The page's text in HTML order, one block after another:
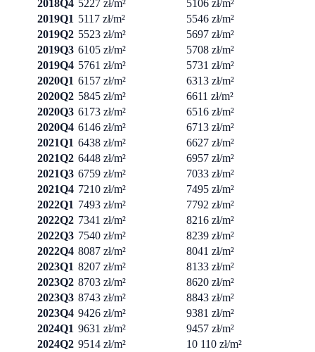
2018Q4 5227 zł/m²
5106 zł/m²
2019Q1 5117 zł/m²
5546 zł/m²
2019Q2 5523 zł/m²
5697 zł/m²
2019Q3 6105 zł/m²
5708 zł/m²
2019Q4 5761 zł/m²
5731 zł/m²
2020Q1 6157 zł/m²
6313 zł/m²
2020Q2 5845 zł/m²
6611 zł/m²
2020Q3 6173 zł/m²
6516 zł/m²
2020Q4 6146 zł/m²
6713 zł/m²
2021Q1 6438 zł/m²
6627 zł/m²
2021Q2 6448 zł/m²
6957 zł/m²
2021Q3 6759 zł/m²
7033 zł/m²
2021Q4 7210 zł/m²
7495 zł/m²
2022Q1 7493 zł/m²
7792 zł/m²
2022Q2 7341 zł/m²
8216 zł/m²
2022Q3 7540 zł/m²
8239 zł/m²
2022Q4 8087 zł/m²
8041 zł/m²
2023Q1 8207 zł/m²
8133 zł/m²
2023Q2 8703 zł/m²
8620 zł/m²
2023Q3 8743 zł/m²
8843 zł/m²
2023Q4 9426 zł/m²
9381 zł/m²
2024Q1 9631 zł/m²
9457 zł/m²
2024Q2 9514 zł/m²
10 110 zł/m²